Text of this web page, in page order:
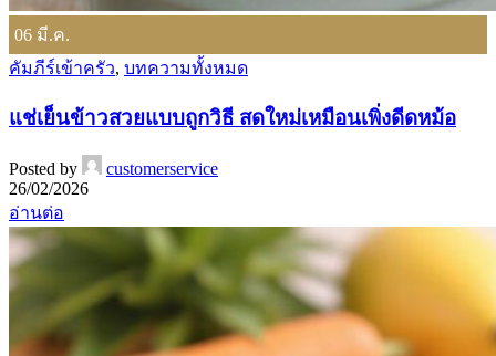
06 มี.ค.
คัมภีร์เข้าครัว, บทความทั้งหมด
แช่เย็นข้าวสวยแบบถูกวิธี สดใหม่เหมือนเพิ่งดีดหม้อ
Posted by
customerservice
26/02/2026
อ่านต่อ